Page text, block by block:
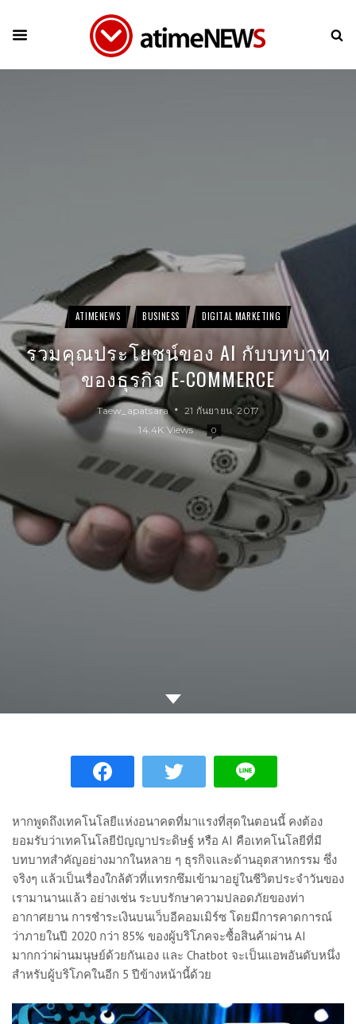
ATIMENEWS BUSINESS DIGITAL MARKETING
รวมคุณประโยชน์ของ AI กับบทบาท
ของธุรกิจ E-COMMERCE
Taew_apatsara
21 กันยายน, 2017
14.4K Views
0
หากพูดถึงเทคโนโลยีแห่งอนาคตที่มาแรงที่สุดในตอนนี้ คงต้อง
ยอมรับว่าเทคโนโลยีปัญญาประดิษฐ์ หรือ AI คือเทคโนโลยีที่มี
บทบาทสำคัญอย่างมากในหลาย ๆ ธุรกิจเเละด้านอุตสาหกรรม ซึ่ง
จริงๆ แล้วเป็นเรื่องใกล้ตัวที่แทรกซึมเข้ามาอยู่ในชีวิตประจำวันของ
เรามานานแล้ว อย่างเช่น ระบบรักษาความปลอดภัยของท่า
อากาศยาน การชำระเงินบนเว็บอีคอมเมิร์ซ โดยมีการคาดการณ์
ว่าภายในปี 2020 กว่า 85% ของผู้บริโภคจะซื้อสินค้าผ่าน AI
มากกว่าผ่านมนุษย์ด้วยกันเอง และ Chatbot จะเป็นแอพอันดับหนึ่ง
สำหรับผู้บริโภคในอีก 5 ปีข้างหน้านี้ด้วย